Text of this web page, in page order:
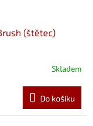
(štětec)
Skladem
Do košíku